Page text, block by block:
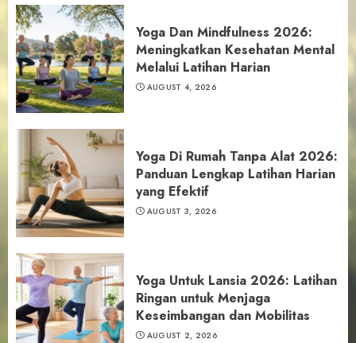
Yoga Dan Mindfulness 2026:
Meningkatkan Kesehatan Mental
Melalui Latihan Harian
AUGUST 4, 2026
Yoga Di Rumah Tanpa Alat 2026:
Panduan Lengkap Latihan Harian
yang Efektif
AUGUST 3, 2026
Yoga Untuk Lansia 2026: Latihan
Ringan untuk Menjaga
Keseimbangan dan Mobilitas
AUGUST 2, 2026